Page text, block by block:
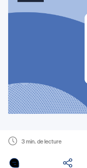
3 min. de lecture